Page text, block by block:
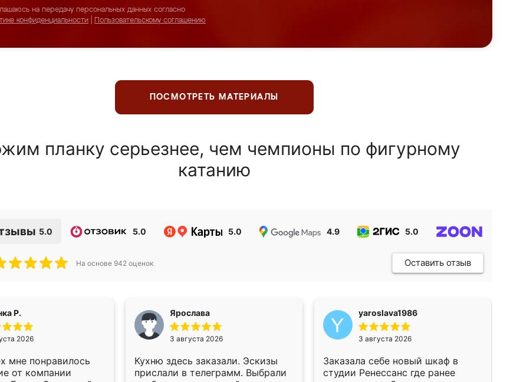
на передачу персональных данных согласно
конфиденциальности
Пользовательскому соглашению
ПОСМОТРЕТЬ МАТЕРИАЛЫ
планку серьезнее, чем чемпионы по фигурному
катанию
5.0 5.0 5.0 4.9 5.0
На основе 942 оценок Оставить отзыв
Р.
2026
мне понравилось
от компании
Ярослава
3 августа 2026
Кухню здесь заказали. Эскизы
прислали в телеграмм. Выбрали
yaroslava1986
3 августа 2026
Заказала себе новый шкаф в
студии Ренессанс где ранее